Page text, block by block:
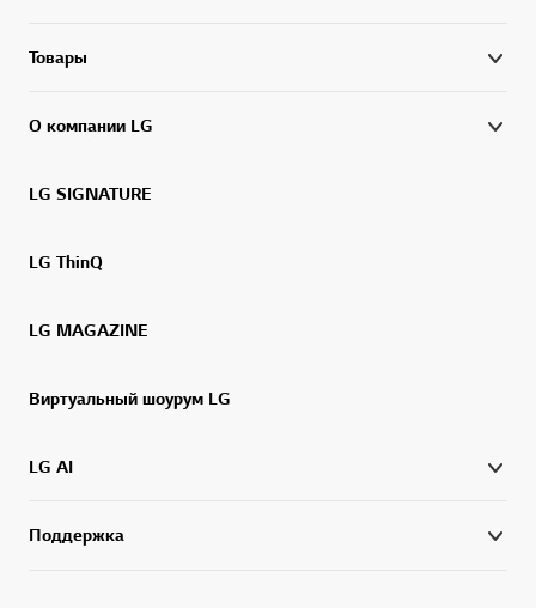
Товары
О компании LG
LG SIGNATURE
LG ThinQ
LG MAGAZINE
Виртуальный шоурум LG
LG AI
Поддержка